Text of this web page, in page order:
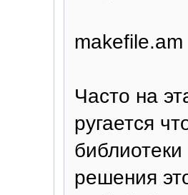
makefile.am
Часто на
ругается
решения